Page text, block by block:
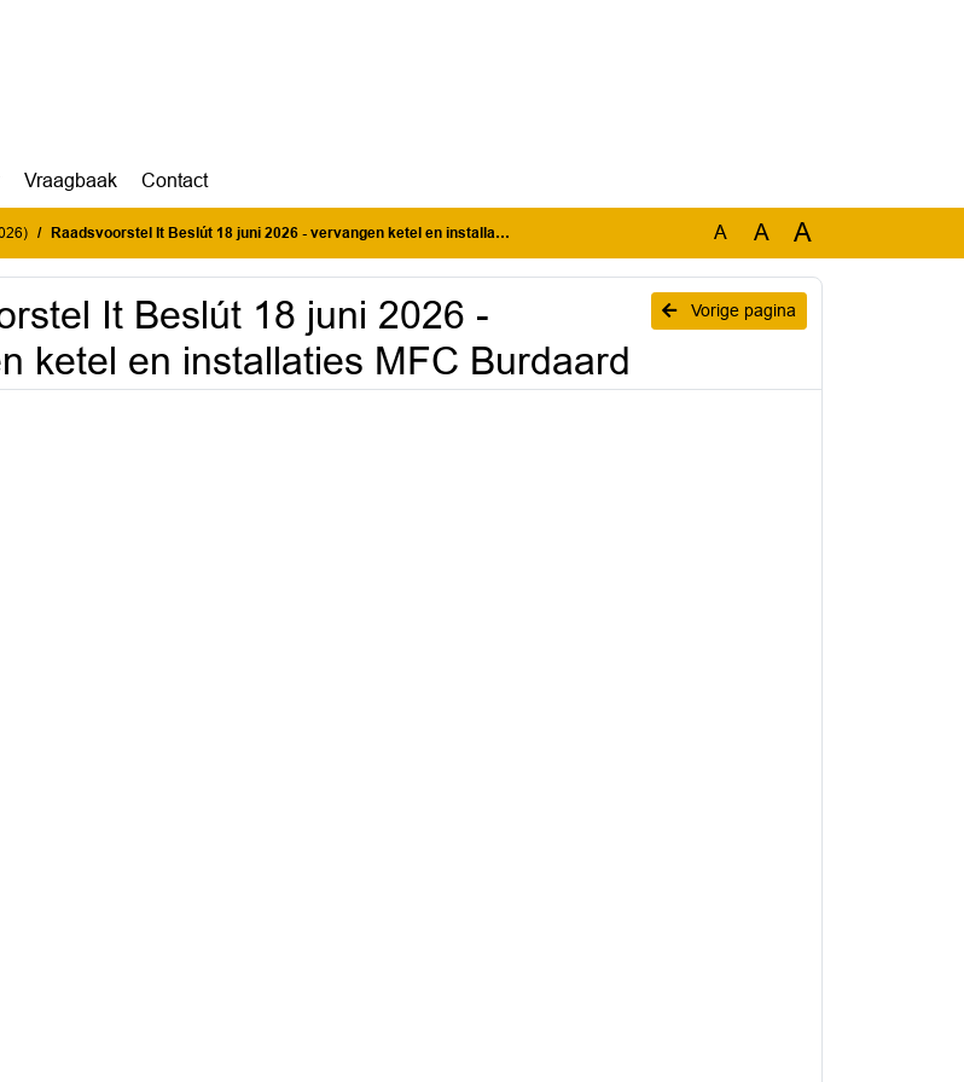
Vraagbaak Contact
Raadsvoorstel It Beslút 18 juni 2026 - vervangen ketel en installaties MFC Burdaard A A A
Vorige pagina
It Beslút 18 juni 2026 -
ketel en installaties MFC Burdaard